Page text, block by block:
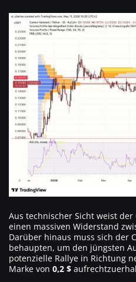
Aus technischer Sicht weist
einen massiven Widerstand
Darüber hinaus muss sich der
behaupten, um den jüngsten
potenzielle Rallye in Richtung
Marke von 0,2 $